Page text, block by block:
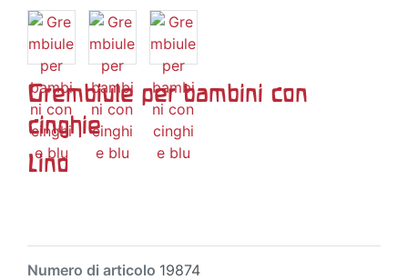
Grembiule per bambini con
cinghie
Lino
Numero di articolo 19874